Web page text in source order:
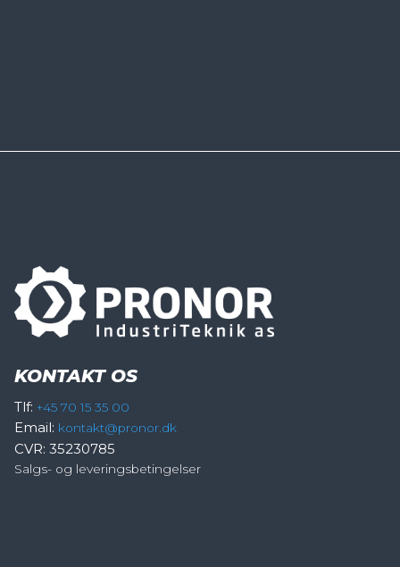
KONTAKT OS
Tlf: +45 70 15 35 00
Email: kontakt@pronor.dk
CVR: 35230785
Salgs- og leveringsbetingelser